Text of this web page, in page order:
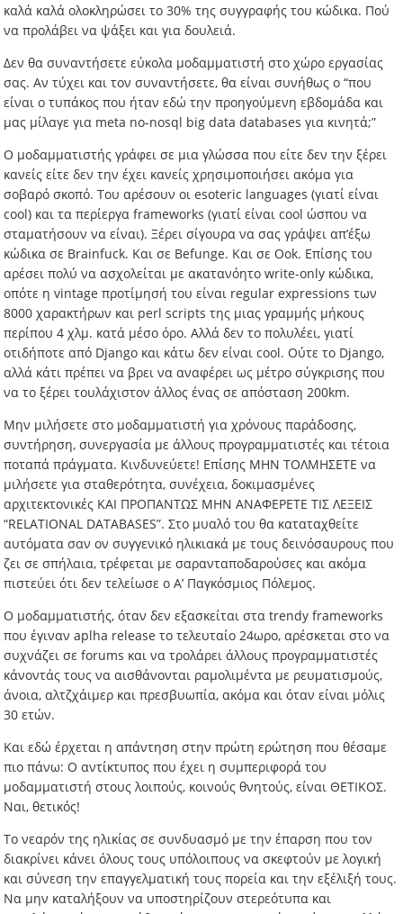
καλά καλά ολοκληρώσει το 30% της συγγραφής του κώδικα. Πού
να προλάβει να ψάξει και για δουλειά.
Δεν θα συναντήσετε εύκολα μοδαμματιστή στο χώρο εργασίας
σας. Αν τύχει και τον συναντήσετε, θα είναι συνήθως ο “που
είναι ο τυπάκος που ήταν εδώ την προηγούμενη εβδομάδα και
μας μίλαγε για meta no-nosql big data databases για κινητά;”
Ο μοδαμματιστής γράφει σε μια γλώσσα που είτε δεν την ξέρει
κανείς είτε δεν την έχει κανείς χρησιμοποιήσει ακόμα για
σοβαρό σκοπό. Του αρέσουν οι esoteric languages (γιατί είναι
cool) και τα περίεργα frameworks (γιατί είναι cool ώσπου να
σταματήσουν να είναι). Ξέρει σίγουρα να σας γράψει απ’έξω
κώδικα σε Brainfuck. Και σε Befunge. Και σε Ook. Επίσης του
αρέσει πολύ να ασχολείται με ακατανόητο write-only κώδικα,
οπότε η vintage προτίμησή του είναι regular expressions των
8000 χαρακτήρων και perl scripts της μιας γραμμής μήκους
περίπου 4 χλμ. κατά μέσο όρο. Αλλά δεν το πολυλέει, γιατί
οτιδήποτε από Django και κάτω δεν είναι cool. Ούτε το Django,
αλλά κάτι πρέπει να βρει να αναφέρει ως μέτρο σύγκρισης που
να το ξέρει τουλάχιστον άλλος ένας σε απόσταση 200km.
Μην μιλήσετε στο μοδαμματιστή για χρόνους παράδοσης,
συντήρηση, συνεργασία με άλλους προγραμματιστές και τέτοια
ποταπά πράγματα. Κινδυνεύετε! Επίσης ΜΗΝ ΤΟΛΜΗΣΕΤΕ να
μιλήσετε για σταθερότητα, συνέχεια, δοκιμασμένες
αρχιτεκτονικές ΚΑΙ ΠΡΟΠΑΝΤΩΣ ΜΗΝ ΑΝΑΦΕΡΕΤΕ ΤΙΣ ΛΕΞΕΙΣ
“RELATIONAL DATABASES”. Στο μυαλό του θα καταταχθείτε
αυτόματα σαν ον συγγενικό ηλικιακά με τους δεινόσαυρους που
ζει σε σπήλαια, τρέφεται με σαρανταποδαρούσες και ακόμα
πιστεύει ότι δεν τελείωσε ο Α’ Παγκόσμιος Πόλεμος.
Ο μοδαμματιστής, όταν δεν εξασκείται στα trendy frameworks
που έγιναν aplha release το τελευταίο 24ωρο, αρέσκεται στο να
συχνάζει σε forums και να τρολάρει άλλους προγραμματιστές
κάνοντάς τους να αισθάνονται ραμολιμέντα με ρευματισμούς,
άνοια, αλτζχάιμερ και πρεσβυωπία, ακόμα και όταν είναι μόλις
30 ετών.
Και εδώ έρχεται η απάντηση στην πρώτη ερώτηση που θέσαμε
πιο πάνω: Ο αντίκτυπος που έχει η συμπεριφορά του
μοδαμματιστή στους λοιπούς, κοινούς θνητούς, είναι ΘΕΤΙΚΟΣ.
Ναι, θετικός!
Το νεαρόν της ηλικίας σε συνδυασμό με την έπαρση που τον
διακρίνει κάνει όλους τους υπόλοιπους να σκεφτούν με λογική
και σύνεση την επαγγελματική τους πορεία και την εξέλιξή τους.
Να μην καταλήξουν να υποστηρίζουν στερεότυπα και